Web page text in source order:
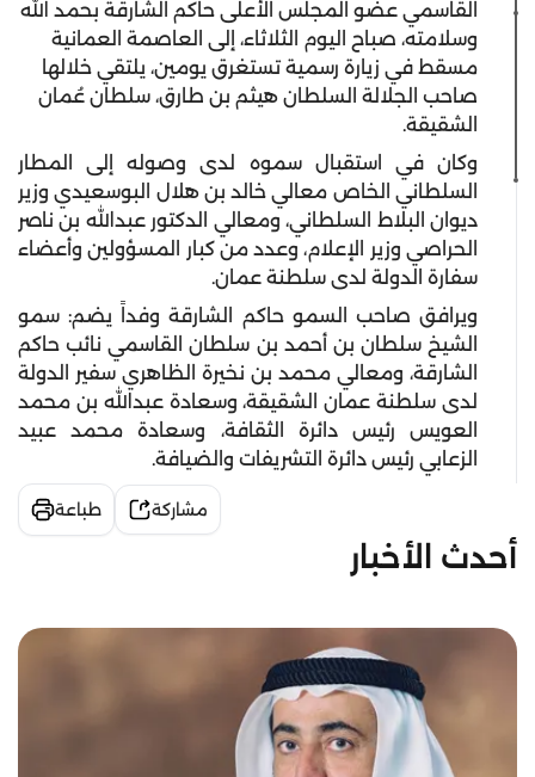
القاسمي عضو المجلس الأعلى حاكم الشارقة بحمد الله
وسلامته، صباح اليوم الثلاثاء، إلى العاصمة العمانية
مسقط في زيارة رسمية تستغرق يومين، يلتقي خلالها
صاحب الجلالة السلطان هيثم بن طارق، سلطان عُمان
الشقيقة.
وكان في استقبال سموه لدى وصوله إلى المطار
السلطاني الخاص معالي خالد بن هلال البوسعيدي وزير
ديوان البلاط السلطاني، ومعالي الدكتور عبدالله بن ناصر
الحراصي وزير الإعلام، وعدد من كبار المسؤولين وأعضاء
سفارة الدولة لدى سلطنة عمان.
ويرافق صاحب السمو حاكم الشارقة وفداً يضم: سمو
الشيخ سلطان بن أحمد بن سلطان القاسمي نائب حاكم
الشارقة، ومعالي محمد بن نخيرة الظاهري سفير الدولة
لدى سلطنة عمان الشقيقة، وسعادة عبدالله بن محمد
العويس رئيس دائرة الثقافة، وسعادة محمد عبيد
الزعابي رئيس دائرة التشريفات والضيافة.
مشاركة طباعة
أحدث الأخبار